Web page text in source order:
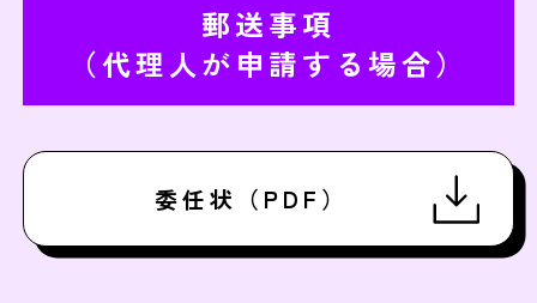
郵送事項
（代理人が申請する場合）
委任状（PDF）